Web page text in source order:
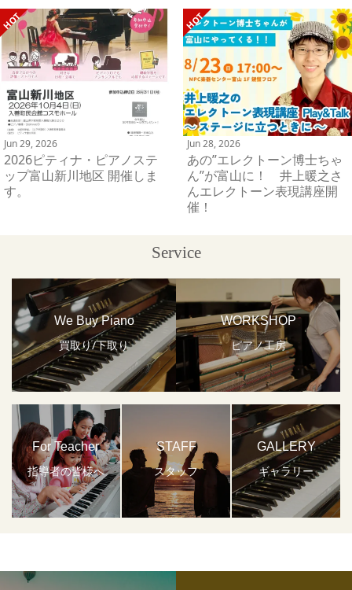
Jun 29, 2026
2026ピティナ・ピアノステ
ップ富山新川地区 開催しま
す。
Jun 28, 2026
あの”エレクトーン博士ちゃ
ん”が富山に！ 井上暖之さ
んエレクトーン表現講座開
催！
Service
We Buy Piano
買取り/下取り
WORKSHOP
ピアノ工房
For Teacher
指導者の皆様へ
STAFF
スタッフ
GALLERY
ギャラリー